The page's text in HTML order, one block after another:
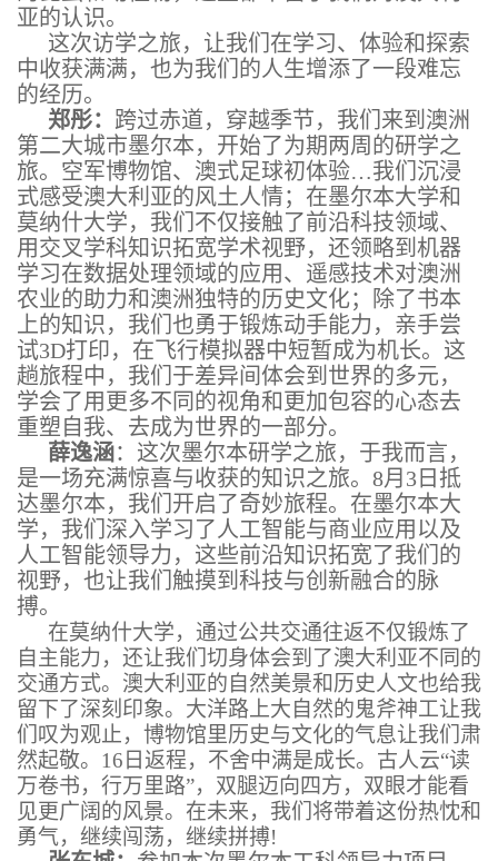
亚的认识。
这次访学之旅，让我们在学习、体验和探索
中收获满满，也为我们的人生增添了一段难忘
的经历。
郑彤： 跨过赤道，穿越季节，我们来到澳洲
第二大城市墨尔本，开始了为期两周的研学之
旅。空军博物馆、澳式足球初体验…我们沉浸
式感受澳大利亚的风土人情；在墨尔本大学和
莫纳什大学，我们不仅接触了前沿科技领域、
用交叉学科知识拓宽学术视野，还领略到机器
学习在数据处理领域的应用、遥感技术对澳洲
农业的助力和澳洲独特的历史文化；除了书本
上的知识，我们也勇于锻炼动手能力，亲手尝
试3D打印，在飞行模拟器中短暂成为机长。这
趟旅程中，我们于差异间体会到世界的多元，
学会了用更多不同的视角和更加包容的心态去
重塑自我、去成为世界的一部分。
薛逸涵：这次墨尔本研学之旅，于我而言，
是一场充满惊喜与收获的知识之旅。8月3日抵
达墨尔本，我们开启了奇妙旅程。在墨尔本大
学，我们深入学习了人工智能与商业应用以及
人工智能领导力，这些前沿知识拓宽了我们的
视野，也让我们触摸到科技与创新融合的脉
搏。
在莫纳什大学，通过公共交通往返不仅锻炼了
自主能力，还让我们切身体会到了澳大利亚不同的
交通方式。澳大利亚的自然美景和历史人文也给我
留下了深刻印象。大洋路上大自然的鬼斧神工让我
们叹为观止，博物馆里历史与文化的气息让我们肃
然起敬。16日返程，不舍中满是成长。古人云“读
万卷书，行万里路”，双腿迈向四方，双眼才能看
见更广阔的风景。在未来，我们将带着这份热忱和
勇气，继续闯荡，继续拼搏!